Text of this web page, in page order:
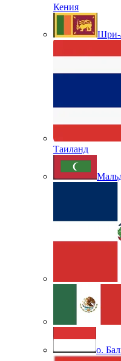
Кения
Шри-
Таиланд
о.